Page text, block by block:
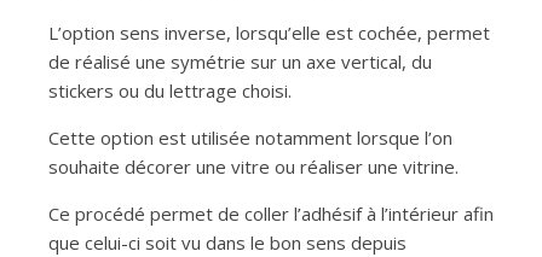
L’option sens inverse, lorsqu’elle est cochée, permet
de réalisé une symétrie sur un axe vertical, du
stickers ou du lettrage choisi.
Cette option est utilisée notamment lorsque l’on
souhaite décorer une vitre ou réaliser une vitrine.
Ce procédé permet de coller l’adhésif à l’intérieur afin
que celui-ci soit vu dans le bon sens depuis